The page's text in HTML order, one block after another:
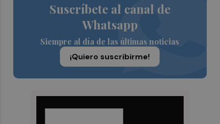
Suscríbete al canal de
Whatsapp
Siempre al día de las últimas noticias
¡Quiero suscribirme!